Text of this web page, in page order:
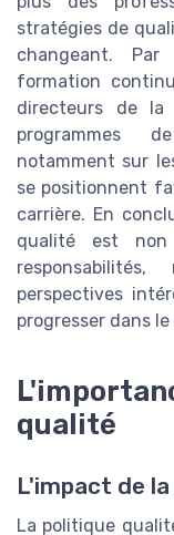
stratégies de
changeant.
formation
directeurs de la
programmes
notamment sur
se positionnent
carrière. En
qualité est
perspectives
progresser dans
qualité
L'impact de
La politique